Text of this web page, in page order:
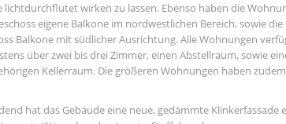
lichtdurchflutet wirken zu lassen. Ebenso haben die
eigene Balkone im nordwestlichen Bereich, sowie die
Balkone mit südlicher Ausrichtung. Alle Wohnungen
über zwei bis drei Zimmer, einen Abstellraum, sowie
Kellerraum. Die größeren Wohnungen haben
hat das Gebäude eine neue, gedämmte Klinkerfassade